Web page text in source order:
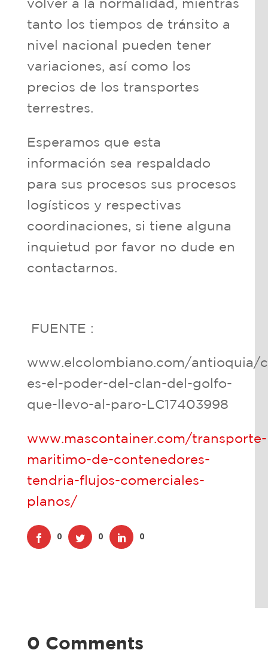
volver a la normalidad, mientras
tanto los tiempos de tránsito a
nivel nacional pueden tener
variaciones, así como los
precios de los transportes
terrestres.
Esperamos que esta
información sea respaldado
para sus procesos sus procesos
logísticos y respectivas
coordinaciones, si tiene alguna
inquietud por favor no dude en
contactarnos.
FUENTE :
www.elcolombiano.com/antioquia/
es-el-poder-del-clan-del-golfo-
que-llevo-al-paro-LC17403998
www.mascontainer.com/transporte-
maritimo-de-contenedores-
tendria-flujos-comerciales-
planos/
0 0 0
0 Comments